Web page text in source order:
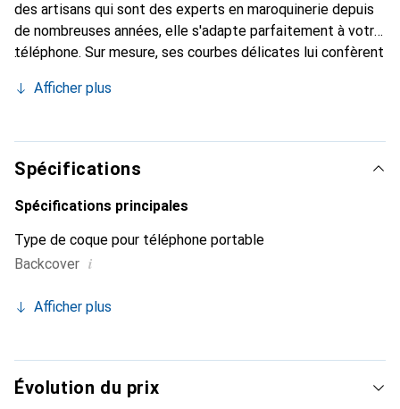
des artisans qui sont des experts en maroquinerie depuis
de nombreuses années, elle s'adapte parfaitement à votre
téléphone. Sur mesure, ses courbes délicates lui confèrent
chic et essentiel de votre smartphone. Reconnaître
marque Noreve est un choix sûr pour une clientèle
exigeante.
Afficher plus
Spécifications
Spécifications principales
Type de coque pour téléphone portable
Backcover i
Afficher plus
Évolution du prix